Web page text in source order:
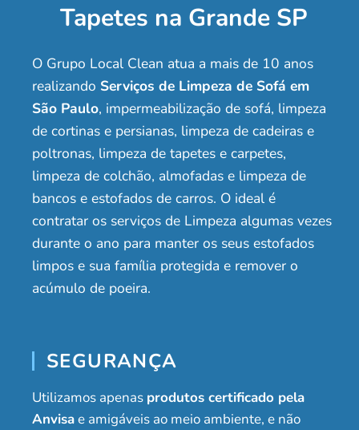
Tapetes na Grande SP
O Grupo Local Clean atua a mais de 10 anos
realizando Serviços de Limpeza de Sofá em
São Paulo, impermeabilização de sofá, limpeza
de cortinas e persianas, limpeza de cadeiras e
poltronas, limpeza de tapetes e carpetes,
limpeza de colchão, almofadas e limpeza de
bancos e estofados de carros. O ideal é
contratar os serviços de Limpeza algumas vezes
durante o ano para manter os seus estofados
limpos e sua família protegida e remover o
acúmulo de poeira.
SEGURANÇA
Utilizamos apenas produtos certificado pela
Anvisae amigáveis ao meio ambiente, e não